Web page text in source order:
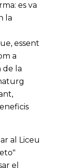
es va
la
essent
a
de la
al Liceu
el